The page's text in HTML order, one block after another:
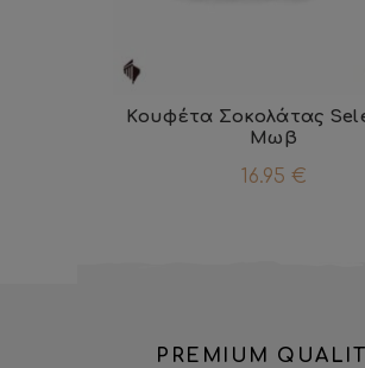
Κουφέτα Σοκολάτας
Μωβ
16.95 €
PREMIUM